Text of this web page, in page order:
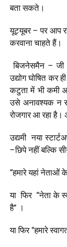
बता सकते।
यूट्यूबर –पर आप
करवाना चाहते हैं।
बिजनेसमैन – जी
उद्योग घोषित कर
कटुता में भी कमी
उसे अनावश्यक न
रोजगार आ रहा है।
उद्यमी नया
–छिपे नहीं बल्कि
“हमारे यहां नेताओं
या फिर “नेता के
है” ।
या फिर“हमारे